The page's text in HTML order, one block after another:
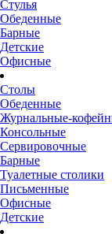
Стулья
Обеденные
Барные
Детские
Офисные
Столы
Обеденные
Журнальные-
Консольные
Сервировочные
Барные
Туалетные столики
Письменные
Офисные
Детские